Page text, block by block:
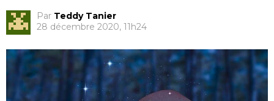
Par Teddy Tanier
28 décembre 2020, 11h24